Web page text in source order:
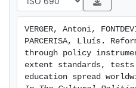
regimes. The paper also
VERGER, Antoni,
PARCERISA, Lluís.
through policy
extent standards,
education spread